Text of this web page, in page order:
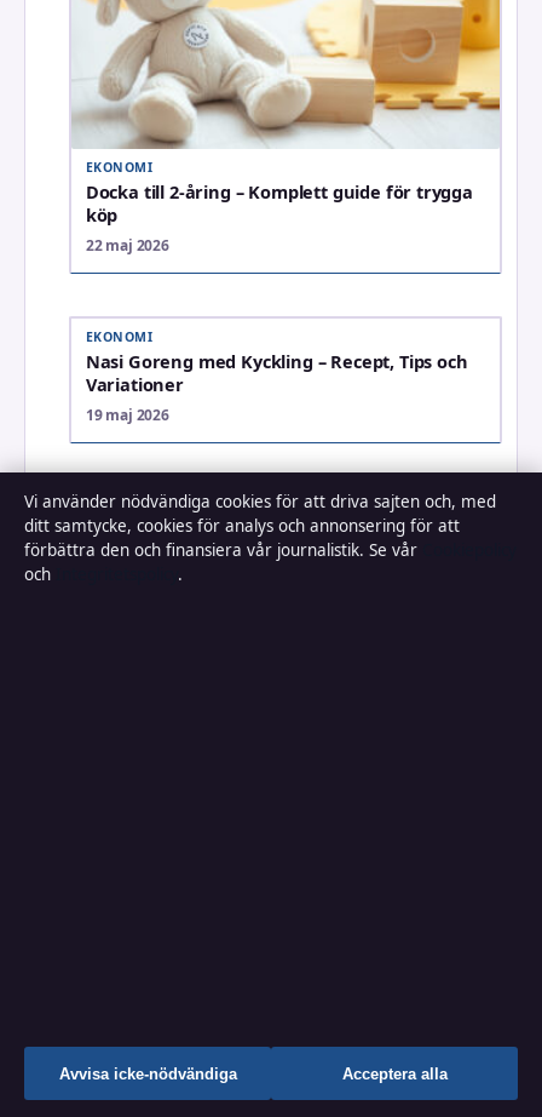
EKONOMI
Docka till 2-åring – Komplett guide för trygga
köp
22 maj 2026
EKONOMI
Nasi Goreng med Kyckling – Recept, Tips och
Variationer
19 maj 2026
Vi använder nödvändiga cookies för att driva sajten och, med
ditt samtycke, cookies för analys och annonsering för att
förbättra den och finansiera vår journalistik. Se vår
och
.
Avvisa icke-nödvändiga Acceptera alla